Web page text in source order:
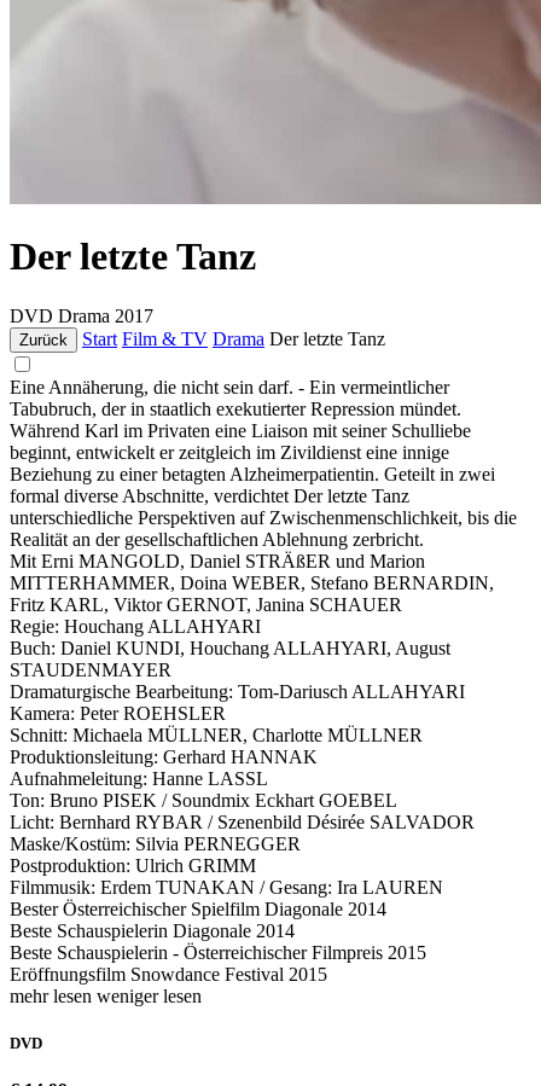
Der letzte Tanz
DVD Drama 2017
Zurück Start Film & TV Drama Der letzte Tanz
Eine Annäherung, die nicht sein darf. - Ein vermeintlicher
Tabubruch, der in staatlich exekutierter Repression mündet.
Während Karl im Privaten eine Liaison mit seiner Schulliebe
beginnt, entwickelt er zeitgleich im Zivildienst eine innige
Beziehung zu einer betagten Alzheimerpatientin. Geteilt in zwei
formal diverse Abschnitte, verdichtet Der letzte Tanz
unterschiedliche Perspektiven auf Zwischenmenschlichkeit, bis die
Realität an der gesellschaftlichen Ablehnung zerbricht.
Mit Erni MANGOLD, Daniel STRÄßER und Marion
MITTERHAMMER, Doina WEBER, Stefano BERNARDIN,
Fritz KARL, Viktor GERNOT, Janina SCHAUER
Regie: Houchang ALLAHYARI
Buch: Daniel KUNDI, Houchang ALLAHYARI, August
STAUDENMAYER
Dramaturgische Bearbeitung: Tom-Dariusch ALLAHYARI
Kamera: Peter ROEHSLER
Schnitt: Michaela MÜLLNER, Charlotte MÜLLNER
Produktionsleitung: Gerhard HANNAK
Aufnahmeleitung: Hanne LASSL
Ton: Bruno PISEK / Soundmix Eckhart GOEBEL
Licht: Bernhard RYBAR / Szenenbild Désirée SALVADOR
Maske/Kostüm: Silvia PERNEGGER
Postproduktion: Ulrich GRIMM
Filmmusik: Erdem TUNAKAN / Gesang: Ira LAUREN
Bester Österreichischer Spielfilm Diagonale 2014
Beste Schauspielerin Diagonale 2014
Beste Schauspielerin - Österreichischer Filmpreis 2015
Eröffnungsfilm Snowdance Festival 2015
mehr lesen weniger lesen
DVD